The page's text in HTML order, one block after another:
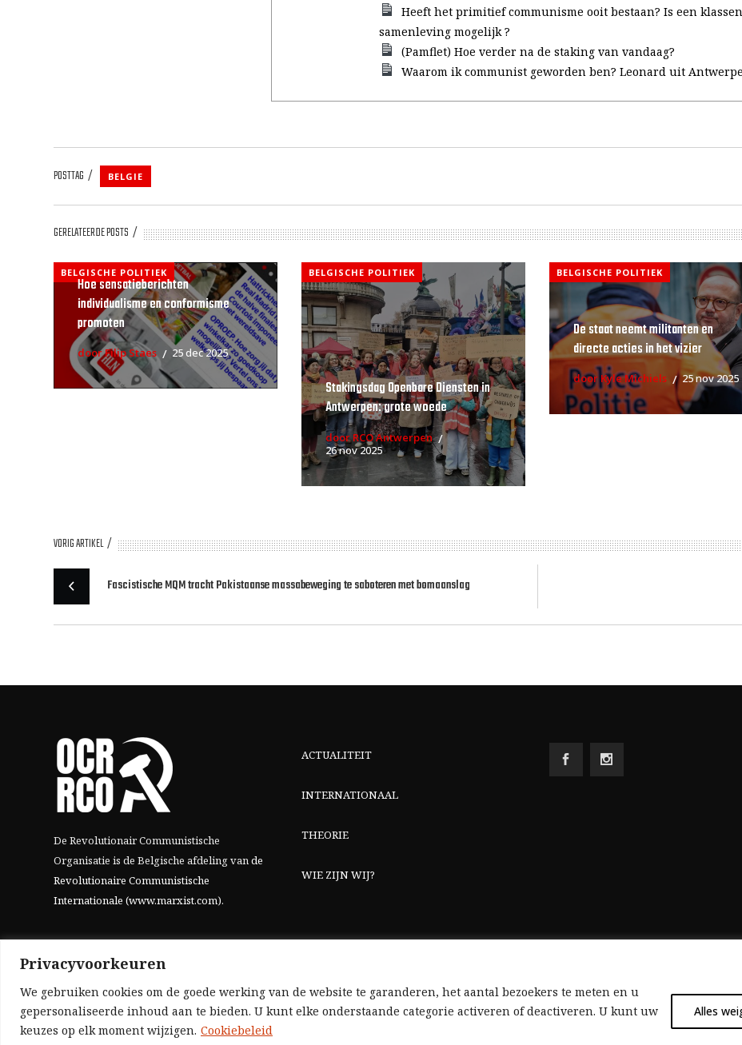
Privacyvoorkeuren
We gebruiken cookies om de goede werking van de website te garanderen, het aantal bezoekers te meten en u
gepersonaliseerde inhoud aan te bieden. U kunt elke onderstaande categorie activeren of deactiveren. U kunt uw
keuzes op elk moment wijzigen. Cookiebeleid
Alles
Heeft het primitief communisme ooit bestaan? Is een
samenleving mogelijk ?
(Pamflet) Hoe verder na de staking van vandaag?
Waarom ik communist geworden ben? Leonard uit
POSTTAG BELGIE
GERELATEERDE POSTS
BELGISCHE POLITIEK
Hoe sensatieberichten
individualisme en conformisme
promoten
door Filip Staes 25 dec 2025
BELGISCHE POLITIEK
Stakingsdag Openbare Diensten in
Antwerpen: grote woede
door RCO Antwerpen
26 nov 2025
BELGISCHE POLITIEK
De staat neemt militanten en
directe acties in het vizier
door Kyle Michiels 25 nov 2025
VORIG ARTIKEL
Fascistische MQM tracht Pakistaanse massabeweging te saboteren met bomaanslag
De Revolutionair Communistische
Organisatie is de Belgische afdeling vande
Revolutionaire Communistische
Internationale (www.marxist.com).
ACTUALITEIT
INTERNATIONAAL
THEORIE
WIE ZIJN WIJ?